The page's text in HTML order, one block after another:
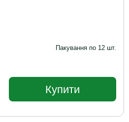
Пакування по 12 шт.
Купити